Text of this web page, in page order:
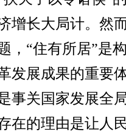
增长大局计。然
，“住有所居”是
发展成果的重要
事关国家发展全
在的理由是让人